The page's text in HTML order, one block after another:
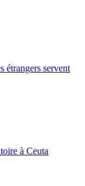
étrangers servent
à Ceuta